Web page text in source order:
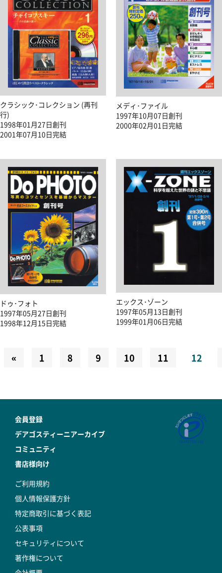
クラシック･コレクション (再刊
行)
1998年01月27日創刊
2001年07月10日完結
メディ･ファイル
1997年10月07日創刊
2000年02月01日完結
ドゥ･フォト
1997年05月27日創刊
1998年12月15日完結
エックス･ゾーン
1997年05月13日創刊
1999年01月06日完結
« 1 8 9 10 11 12
会員登録
デアゴスティーニアーカイブ
コミュニティ
書店様向け
ご利用規約
個人情報保護方針
特定商取引に基づく表記
公表事項
セキュリティについて
著作権について